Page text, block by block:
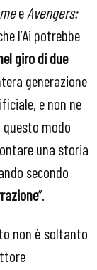
eAvengers:
l’Ai potrebbe
giro di due
generazione
e non ne
questo modo
una storia
secondo
”.
non è soltanto